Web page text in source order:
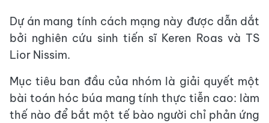
Dự án mang tính cách mạng này được dẫn dắt
bởi nghiên cứu sinh tiến sĩ Keren Roas và TS
Lior Nissim.
Mục tiêu ban đầu của nhóm là giải quyết một
bài toán hóc búa mang tính thực tiễn cao: làm
thế nào để bắt một tế bào người chỉ phản ứng